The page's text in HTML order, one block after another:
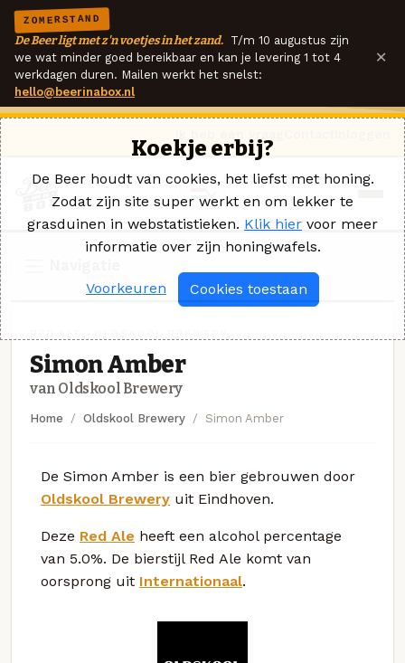
ZOMERSTAND
De Beer ligt met z'n voetjes in het zand. T/m 10 augustus zijn
we wat minder goed bereikbaar en kan je levering 1 tot 4
werkdagen duren. Mailen werkt het snelst:
hello@beerinabox.nl
×
Simon Amber
van Oldskool Brewery
Home Oldskool Brewery Simon Amber
De Simon Amber is een bier gebrouwen door
Oldskool Brewery uit Eindhoven.
Deze Red Ale heeft een alcohol percentage
van 5.0%. De bierstijl Red Ale komt van
oorsprong uit Internationaal.
Koekje erbij?
De Beer houdt van cookies, het liefst met honing.
Zodat zijn site super werkt en om lekker te
grasduinen in webstatistieken. Klik hier voor meer
informatie over zijn honingwafels.
Voorkeuren Cookies toestaan